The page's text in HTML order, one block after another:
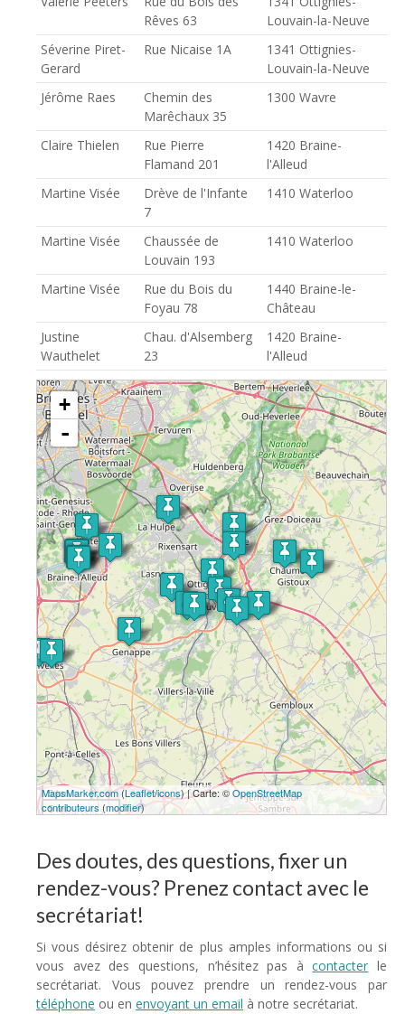
Rêves 63
Louvain-la-Neuve
Séverine Piret-
Gerard
Rue Nicaise 1A
1341 Ottignies-
Louvain-la-Neuve
Jérôme Raes
Chemin des
Marêchaux 35
1300 Wavre
Claire Thielen
Rue Pierre
Flamand 201
1420 Braine-
l'Alleud
Martine Visée
Drève de l'Infante
7
1410 Waterloo
Martine Visée
Chaussée de
Louvain 193
1410 Waterloo
Martine Visée
Rue du Bois du
Foyau 78
1440 Braine-le-
Château
Justine
Wauthelet
Chau. d'Alsemberg
23
1420 Braine-
l'Alleud
chargement de la carte - veuillez patienter...
+
-
5 km
5 mi
MapsMarker.com(Leaflet/icons) | Carte: ©OpenStreetMap
contributeurs(modifier)
Des doutes, des questions, fixer un
rendez-vous? Prenez contact avec le
secrétariat!
Si vous désirez obtenir de plus amples informations ou si
vous avez des questions, n’hésitez pas à contacter le
secrétariat. Vous pouvez prendre un rendez-vous par
téléphone ou en envoyant un email à notre secrétariat.